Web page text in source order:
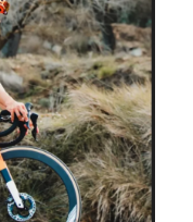
hirugarrenen cookie-
eta
teknologiaz
teknologia hori
diguzu.Gehiago